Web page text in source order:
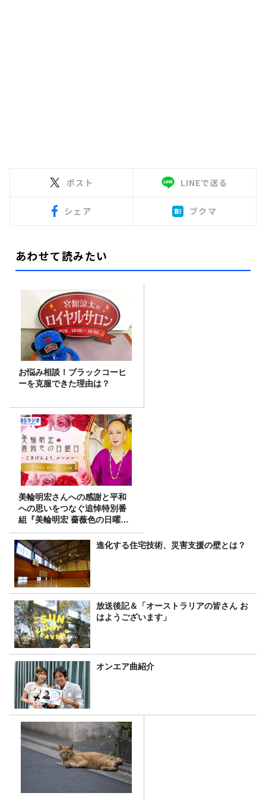
ポスト LINEで送る
シェア ブクマ
あわせて読みたい
お悩み相談！ブラックコーヒ
ーを克服できた理由は？
美輪明宏さんへの感謝と平和
への思いをつなぐ追悼特別番
組『美輪明宏 薔薇色の日曜日
～ごきげんよう、ルンルン
～』8/9（日）16時放送進化する住宅技術、災害支援の壁とは？
放送後記＆「オーストラリアの皆さん お
はようございます」
オンエア曲紹介